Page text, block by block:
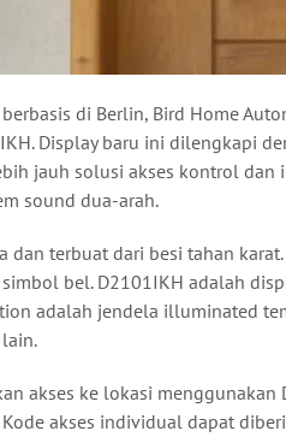
di Berlin, Bird Home
Display baru ini dilengkapi
jauh solusi akses kontrol dan
sound dua-arah.
terbuat dari besi tahan
bel. D2101IKH adalah
adalah jendela illuminated
akses ke lokasi menggunakan
akses individual dapat